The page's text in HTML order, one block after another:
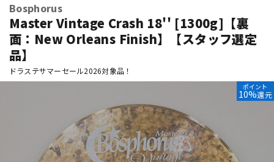
ドラム パーカッション
Bosphorus
Master Vintage Crash 18'' [1300g]【裏
面：New Orleans Finish】【スタッフ選定
品】
ドラステサマーセール2026対象品！
ポイント
10%還元